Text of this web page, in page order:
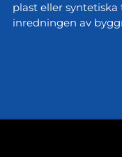
plast eller syntetiska
inredningen av